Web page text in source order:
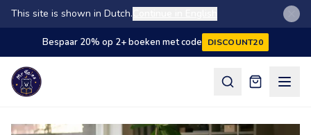
This site is shown in Dutch.
Bespaar 20% op 2+ boeken met code DISCOUNT20